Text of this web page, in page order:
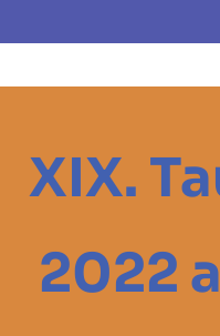
XIX.
2022